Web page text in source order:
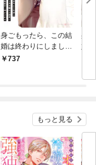
身ごもったら、この結
婚は終わりにしましょ
う～身代わり花嫁はＳ
737
身
婚
甘
もっと見る